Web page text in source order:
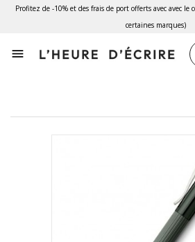
Profitez de -10% et des frais de port offerts avec avec le
certaines marques)
